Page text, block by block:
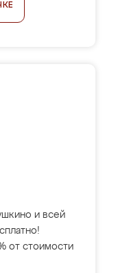
и всей
от стоимости